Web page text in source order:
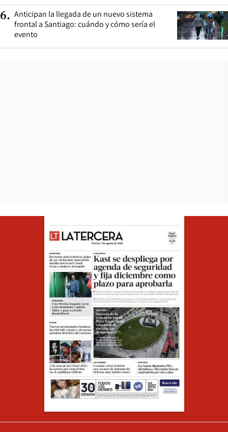
6. Anticipan la llegada de un nuevo sistema
frontal a Santiago: cuándo y cómo sería el
evento